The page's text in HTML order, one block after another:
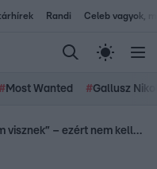
Randi Celeb vagyok,
# Most Wanted #Gallusz
„Engem visznek” – ezért nem kellett Alföldinek a veterán motor